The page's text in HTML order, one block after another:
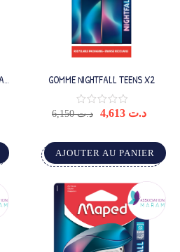
GOMME NIGHTFALL TEENS X2
د.ت6,150 د.ت
AJOUTER AU PANIER